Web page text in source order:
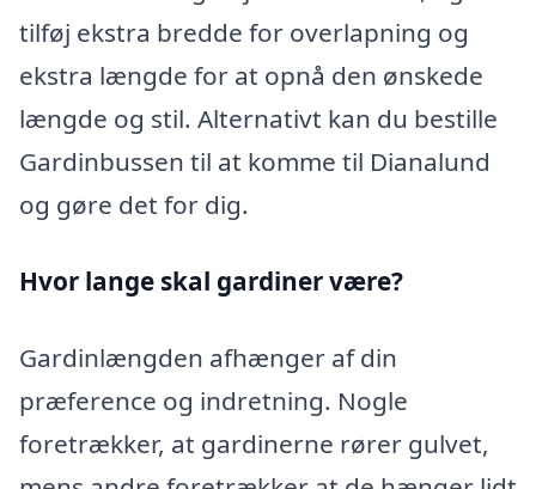
tilføj ekstra bredde for overlapning og
ekstra længde for at opnå den ønskede
længde og stil. Alternativt kan du bestille
Gardinbussen til at komme til Dianalund
og gøre det for dig.
Hvor lange skal gardiner være?
Gardinlængden afhænger af din
præference og indretning. Nogle
foretrækker, at gardinerne rører gulvet,